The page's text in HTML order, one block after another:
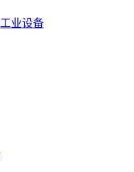
工业设备